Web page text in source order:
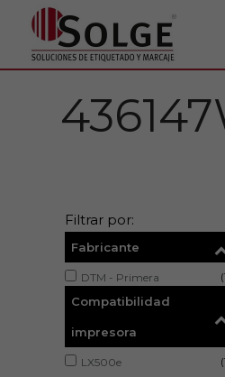
Filtrar por:
Fabricante
DTM - Primera
Compatibilidad
impresora
LX500e